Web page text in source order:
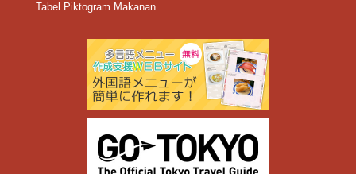
Tabel Piktogram Makanan